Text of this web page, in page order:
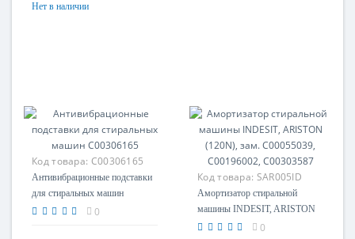
Нет в наличии
Код товара: C00306165
Антивибрационные подставки
для стиральных машин
C00306165
0
Код товара: SAR005ID
Амортизатор стиральной
машины INDESIT, ARISTON
(120N), зам. C00055039,
0